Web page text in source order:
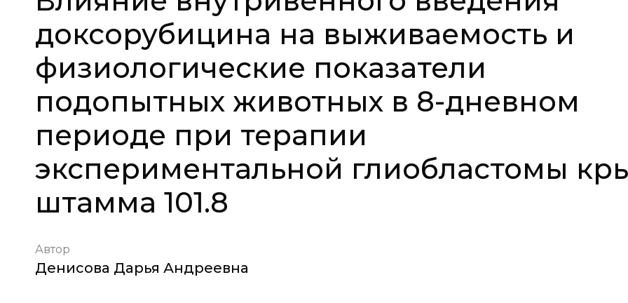
доксорубицина на выживаемость и
физиологические показатели
подопытных животных в 8-дневном
периоде при терапии
экспериментальной глиобластомы
штамма 101.8
Автор
Денисова Дарья Андреевна